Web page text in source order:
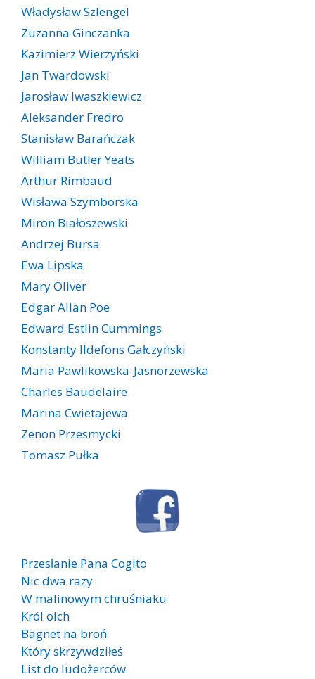
Władysław Szlengel
Zuzanna Ginczanka
Kazimierz Wierzyński
Jan Twardowski
Jarosław Iwaszkiewicz
Aleksander Fredro
Stanisław Barańczak
William Butler Yeats
Arthur Rimbaud
Wisława Szymborska
Miron Białoszewski
Andrzej Bursa
Ewa Lipska
Mary Oliver
Edgar Allan Poe
Edward Estlin Cummings
Konstanty Ildefons Gałczyński
Maria Pawlikowska-Jasnorzewska
Charles Baudelaire
Marina Cwietajewa
Zenon Przesmycki
Tomasz Pułka
Przesłanie Pana Cogito
Nic dwa razy
W malinowym chruśniaku
Król olch
Bagnet na broń
Który skrzywdziłeś
List do ludożerców